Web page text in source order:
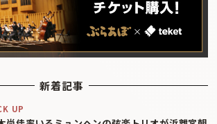
新着記事
UP